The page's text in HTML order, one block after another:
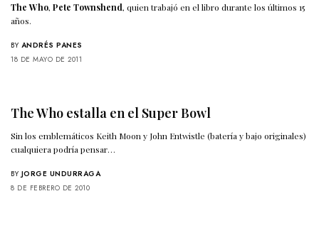
The Who,Pete Townshend, quien trabajó en el libro durante los últimos 15
años.
BY ANDRÉS PANES
18 DE MAYO DE 2011
The Who estalla en el Super Bowl
Sin los emblemáticos Keith Moon y John Entwistle (batería y bajo originales)
cualquiera podría pensar…
BY JORGE UNDURRAGA
8 DE FEBRERO DE 2010